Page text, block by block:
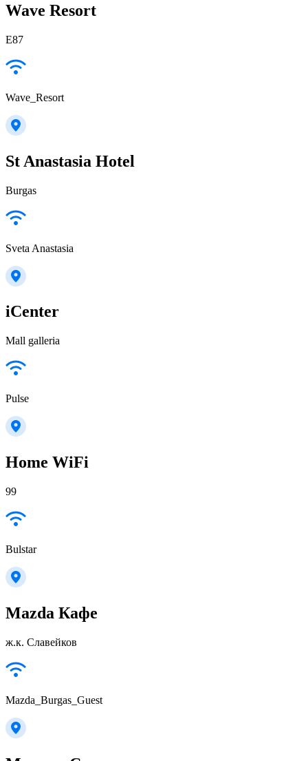
Wave Resort
E87
Wave_Resort
St Anastasia Hotel
Burgas
Sveta Anastasia
iCenter
Mall galleria
Pulse
Home WiFi
99
Bulstar
Mazda Кафе
ж.к. Славейков
Mazda_Burgas_Guest